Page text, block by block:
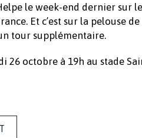
le week-end dernier sur
Et c’est sur la pelouse
tour supplémentaire.
26 octobre à 19h au stade